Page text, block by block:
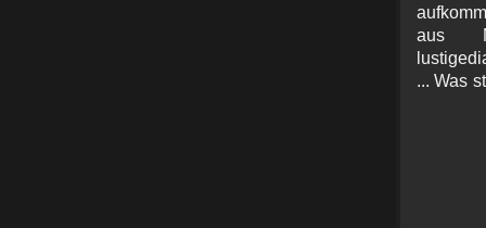
aus
... Was